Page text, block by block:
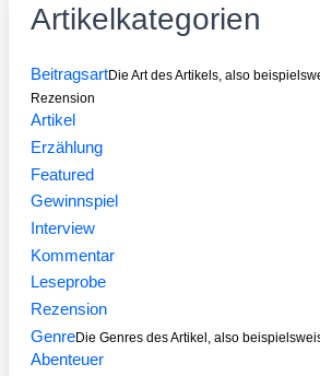
Artikelkategorien
BeitragsartDie Art des Artikels, also
Rezension
Artikel
Erzählung
Featured
Gewinnspiel
Interview
Kommentar
Leseprobe
Rezension
GenreDie Genres des Artikel, also
Abenteuer